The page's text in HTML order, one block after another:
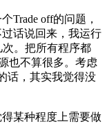
Trade off的问题，
话说回来，我运行
。把所有程序都
也不算很多。考虑
话，其实我觉得没
某种程度上需要做